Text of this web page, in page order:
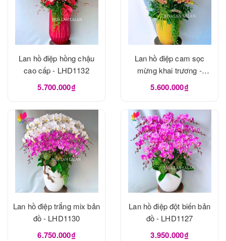
Lan hồ điệp hồng chậu
cao cấp - LHD1132
5.700.000₫
Lan hồ điệp cam sọc
mừng khai trương -
LHD1131
5.600.000₫
Lan hồ điệp trắng mix bản
đồ - LHD1130
6.750.000₫
Lan hồ điệp đột biến bản
đồ - LHD1127
3.950.000₫